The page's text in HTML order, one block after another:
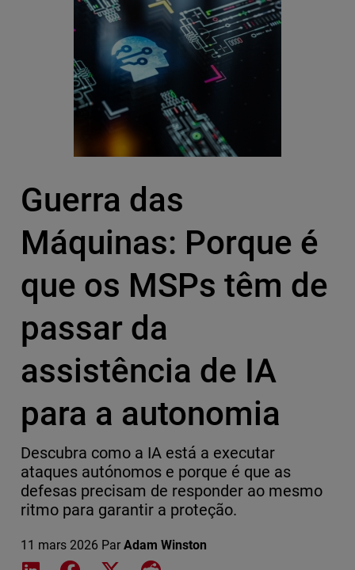
Guerra das
Máquinas: Porque é
que os MSPs têm de
passar da
assistência de IA
para a autonomia
Descubra como a IA está a executar
ataques autónomos e porque é que as
defesas precisam de responder ao mesmo
ritmo para garantir a proteção.
11 mars 2026 Par Adam Winston